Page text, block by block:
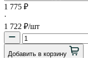
1 775 ₽
·
1 722 ₽/шт
Добавить в корзину